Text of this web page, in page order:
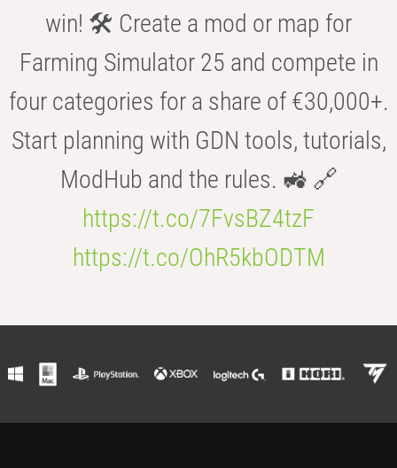
win! 🛠️ Create a mod or map for
Farming Simulator 25 and compete in
four categories for a share of €30,000+.
Start planning with GDN tools, tutorials,
ModHub and the rules. 🚜 🔗
https://t.co/7FvsBZ4tzF
https://t.co/OhR5kbODTM